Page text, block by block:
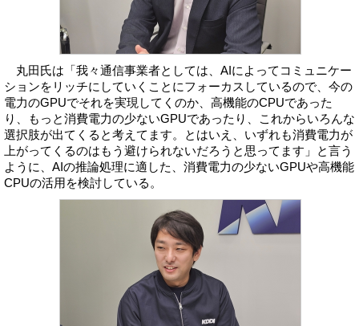
丸田氏は「我々通信事業者としては、AIによってコミュニケー
ションをリッチにしていくことにフォーカスしているので、今の
電力のGPUでそれを実現してくのか、高機能のCPUであった
り、もっと消費電力の少ないGPUであったり、これからいろんな
選択肢が出てくると考えてます。とはいえ、いずれも消費電力が
上がってくるのはもう避けられないだろうと思ってます」と言う
ように、AIの推論処理に適した、消費電力の少ないGPUや高機能
CPUの活用を検討している。